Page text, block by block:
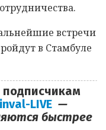
встречи
в Стамбуле
подписчикам
LIVE —
быстрее